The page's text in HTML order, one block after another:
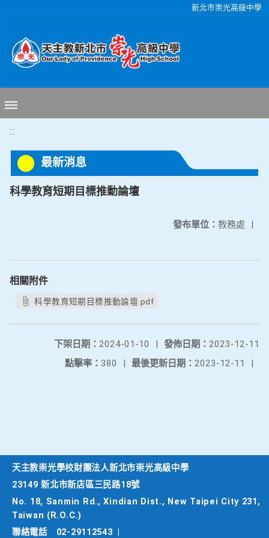
新北市崇光高級中學
:::
最新消息
科學教育短期目標推動論壇
發布單位： 教務處 |
相關附件
科學教育短期目標推動論壇.pdf
發佈日期： 2023-12-11
下架日期： 2024-01-10
|
最後更新日期： 2023-12-11 |
點擊率： 380 |
天主教崇光學校財團法人新北市崇光高級中學
23149 新北市新店區三民路18號
No. 18, Sanmin Rd., Xindian Dist., New Taipei City 231,
Taiwan (R.O.C.)
聯絡電話
02-29112543